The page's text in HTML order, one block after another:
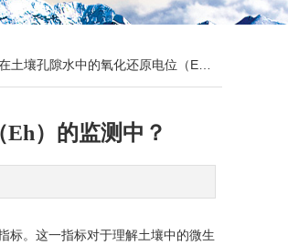
隙水中的氧化还原电位（Eh）的监测中？
）的监测中？
标。这一指标对于理解土壤中的微生